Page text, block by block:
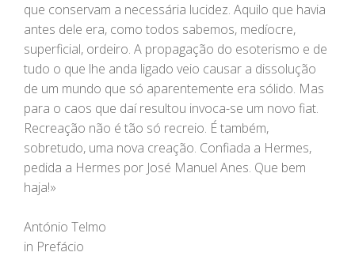
que conservam a necessária lucidez. Aquilo que havia
antes dele era, como todos sabemos, medíocre,
superficial, ordeiro. A propagação do esoterismo e de
tudo o que lhe anda ligado veio causar a dissolução
de um mundo que só aparentemente era sólido. Mas
para o caos que daí resultou invoca-se um novo fiat.
Recreação não é tão só recreio. É também,
sobretudo, uma nova creação. Confiada a Hermes,
pedida a Hermes por José Manuel Anes. Que bem
haja!»
António Telmo
in Prefácio